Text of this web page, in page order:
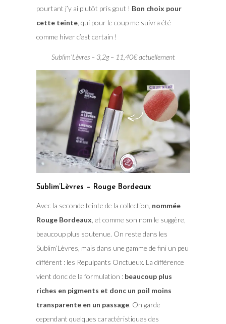
pourtant j’y ai plutôt pris gout ! Bon choix pour
cette teinte, qui pour le coup me suivra été
comme hiver c’est certain !
Sublim’Lèvres – 3,2g – 11,40€ actuellement
Sublim’Lèvres – Rouge Bordeaux
Avec la seconde teinte de la collection, nommée
Rouge Bordeaux , et comme son nom le suggère,
beaucoup plus soutenue. On reste dans les
Sublim’Lèvres, mais dans une gamme de fini un peu
différent : les Repulpants Onctueux. La différence
vient donc de la formulation : beaucoup plus
riches en pigments et donc un poil moins
transparente en un passage. On garde
cependant quelques caractéristiques des